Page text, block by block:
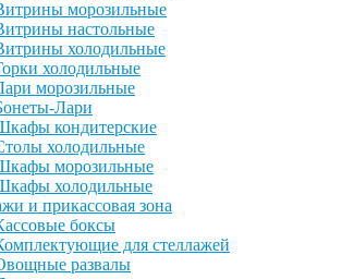
морозильные
настольные
холодильные
холодильные
морозильные
Лари
кондитерские
холодильные
морозильные
холодильные
и прикассовая зона
боксы
для стеллажей
развалы